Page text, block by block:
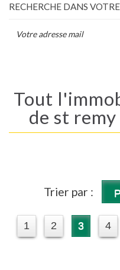
RECHERCHE DANS
Tout l'immobilier sur la ville
de st
Trier par :
1 2 3 4